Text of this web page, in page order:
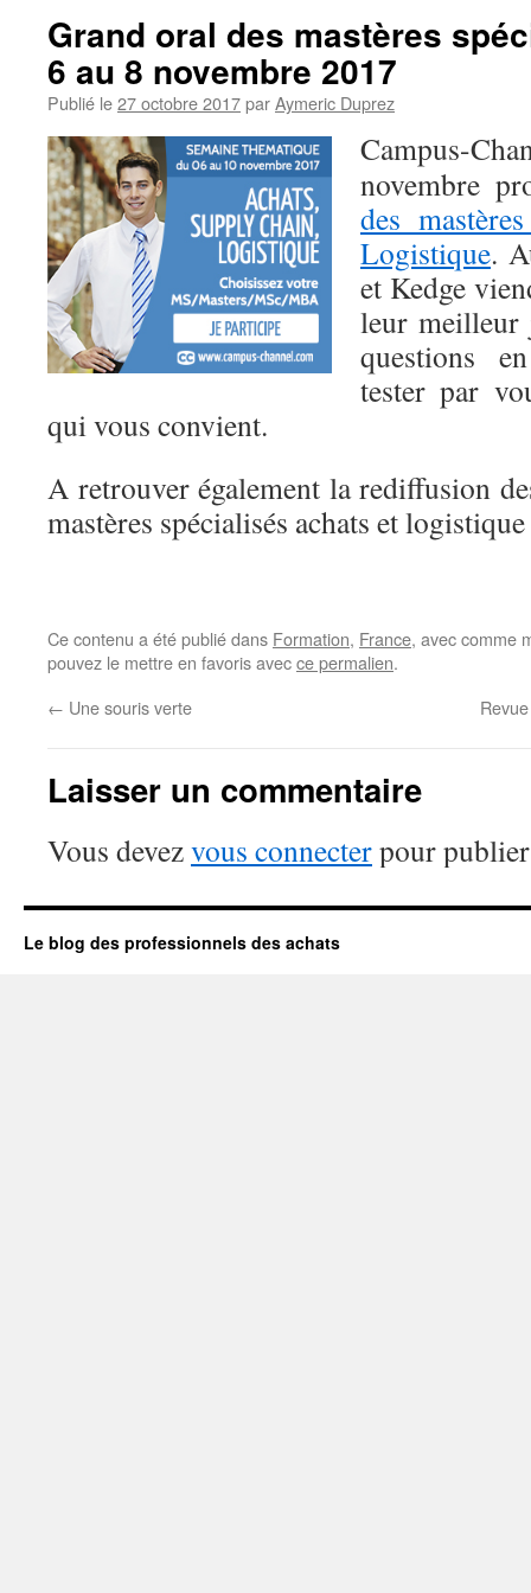
Grand oral des mastères
6 au 8 novembre 2017
Publié le27 octobre 2017parAymeric Duprez
Campus-
novembre
des
Logistique.
et Kedge
leur meilleur
questions
tester par
qui vous convient.
A retrouver également la rediffusion
mastères spécialisés achats et
Ce contenu a été publié dans Formation, France, avec comme
pouvez le mettre en favoris avecce permalien.
← Une souris verte
Laisser un commentaire
Vous devezvous connecterpour
Le blog des professionnels des achats